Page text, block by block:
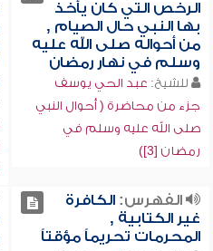
الرخص التي كان يأخذ
بها النبي حال الصيام ,
من أحواله صلى الله عليه
وسلم في نهار رمضان
للشيخ: عبد الحي يوسف
جزء من محاضرة ( أحوال النبي
صلى الله عليه وسلم في
رمضان [3])
الفهرس:الكافرة
غير الكتابية ,
المحرمات تحريماً مؤقتاً